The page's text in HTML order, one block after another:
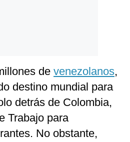
de venezolanos,
destino mundial para
detrás de Colombia,
Trabajo para
No obstante,